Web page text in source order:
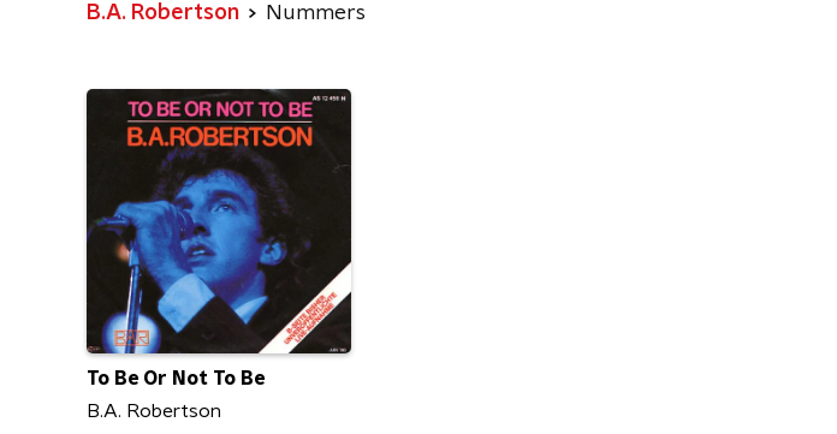
B.A. Robertson Nummers
To Be Or Not To Be
B.A. Robertson